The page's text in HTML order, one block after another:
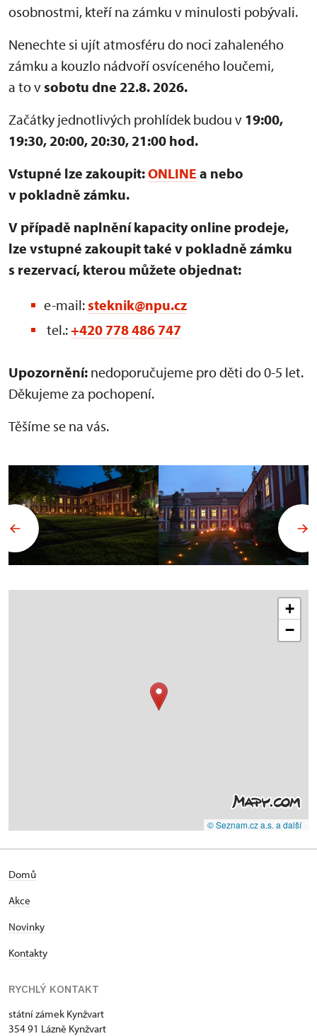
osobnostmi, kteří na zámku v minulosti pobývali.
Nenechte si ujít atmosféru do noci zahaleného
zámku a kouzlo nádvoří osvíceného loučemi,
a to vsobotu dne 22.8. 2026.
Začátky jednotlivých prohlídek budou v 19:00,
19:30, 20:00, 20:30, 21:00 hod.
Vstupné lze zakoupit:ONLINE a nebo
v pokladně zámku.
V případě naplnění kapacity online prodeje,
lze vstupné zakoupit také v pokladně zámku
s rezervací, kterou můžete objednat:
e-mail:steknik@npu.cz
tel.:+420 778 486 747
Upozornění: nedoporučujeme pro děti do 0-5 let.
Děkujeme za pochopení.
Těšíme se na vás.
+
−
© Seznam.cz a.s. a další
Domů
Akce
Novinky
Kontakty
RYCHLÝ KONTAKT
státní zámek Kynžvart
354 91 Lázně Kynžvart